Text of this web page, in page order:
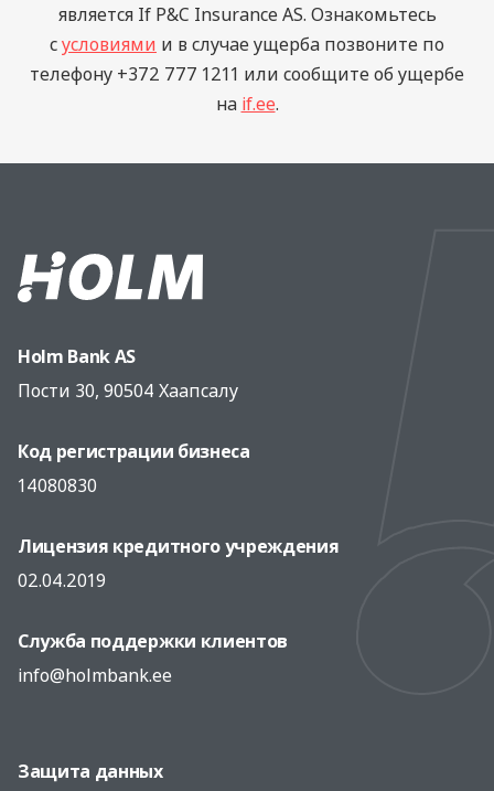
является If P&C Insurance AS. Ознакомьтесь
сусловиями и в случае ущерба позвоните по
телефону +372 777 1211 или сообщите об ущербе
на if.ee.
Holm Bank AS
Пости 30, 90504 Хаапсалу
Код регистрации бизнеса
14080830
Лицензия кредитного учреждения
02.04.2019
Служба поддержки клиентов
info@holmbank.ee
Защита данных